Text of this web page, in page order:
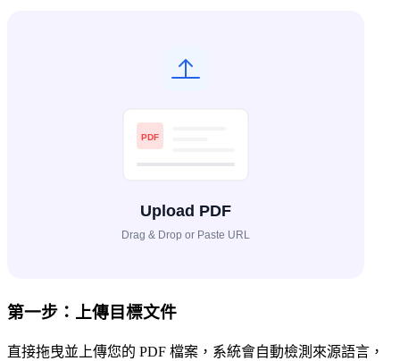
第一步：上傳目標文件
直接拖曳並上傳您的 PDF 檔案，系統會自動檢測來源語言，